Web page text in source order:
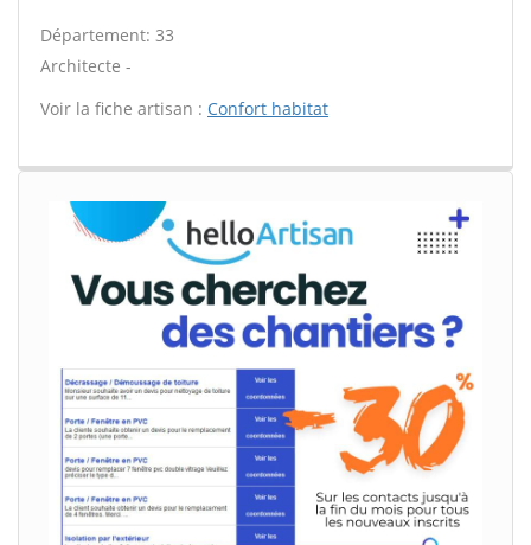
Département: 33
Architecte -
Voir la fiche artisan : Confort habitat